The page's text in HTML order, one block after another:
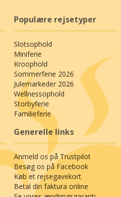
Populære rejsetyper
Slotsophold
Miniferie
Kroophold
Sommerferie 2026
Julemarkeder 2026
Wellnessophold
Storbyferie
Familieferie
Generelle links
Anmeld os på Trustpilot
Besøg os på Facebook
Køb et rejsegavekort
Betal din faktura online